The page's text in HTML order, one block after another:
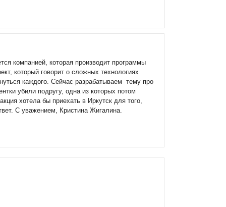
компанией, которая производит программы
который говорит о сложных технологиях
каждого. Сейчас разрабатываем тему про
убили подругу, одна из которых потом
хотела бы приехать в Иркутск для того,
С уважением, Кристина Жигалина.